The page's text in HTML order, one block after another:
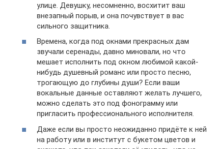
улице. Девушку, несомненно, восхитит ваш
внезапный порыв, и она почувствует в вас
сильного защитника.
Времена, когда под окнами прекрасных дам
звучали серенады, давно миновали, но что
мешает исполнить под окном любимой какой-
нибудь душевный романс или просто песню,
трогающую до глубины души? Если ваши
вокальные данные оставляют желать лучшего,
можно сделать это под фонограмму или
пригласить профессионального исполнителя.
Даже если вы просто неожиданно придёте к ней
на работу или в институт с букетом цветов и